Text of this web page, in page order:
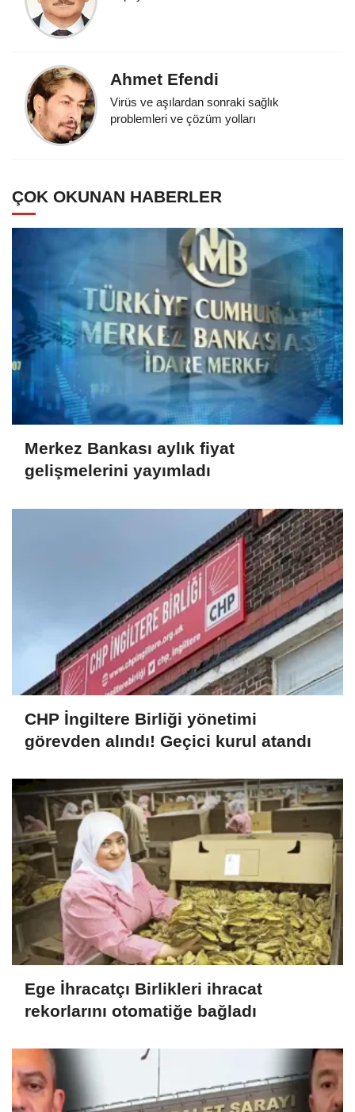
Ahmet Efendi
Virüs ve aşılardan sonraki sağlık
problemleri ve çözüm yolları
ÇOK OKUNAN HABERLER
Merkez Bankası aylık fiyat
gelişmelerini yayımladı
CHP İngiltere Birliği yönetimi
görevden alındı! Geçici kurul atandı
Ege İhracatçı Birlikleri ihracat
rekorlarını otomatiğe bağladı